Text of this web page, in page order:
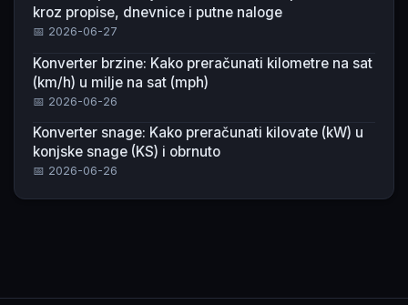
kroz propise, dnevnice i putne naloge
📅 2026-06-27
Konverter brzine: Kako preračunati kilometre na sat
(km/h) u milje na sat (mph)
📅 2026-06-26
Konverter snage: Kako preračunati kilovate (kW) u
konjske snage (KS) i obrnuto
📅 2026-06-26